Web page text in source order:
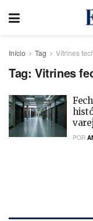
Início Tag Vitrines
Tag: Vitrines
POR